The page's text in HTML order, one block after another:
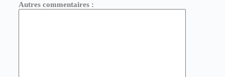
Autres commentaires :